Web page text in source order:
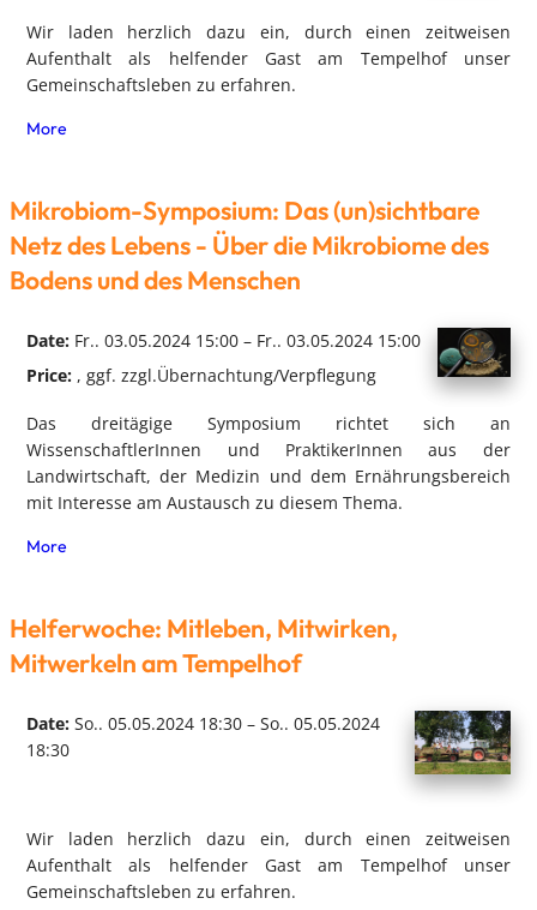
Wir laden herzlich dazu ein, durch einen zeitweisen
Aufenthalt als helfender Gast am Tempelhof unser
Gemeinschaftsleben zu erfahren.
More
Mikrobiom-Symposium: Das (un)sichtbare
Netz des Lebens - Über die Mikrobiome des
Bodens und des Menschen
Date: Fr.. 03.05.2024 15:00 – Fr.. 03.05.2024 15:00
Price: , ggf. zzgl.Übernachtung/Verpflegung
Das dreitägige Symposium richtet sich an
WissenschaftlerInnen und PraktikerInnen aus der
Landwirtschaft, der Medizin und dem Ernährungsbereich
mit Interesse am Austausch zu diesem Thema.
More
Helferwoche: Mitleben, Mitwirken,
Mitwerkeln am Tempelhof
Date:So.. 05.05.2024 18:30 – So.. 05.05.2024
18:30
Wir laden herzlich dazu ein, durch einen zeitweisen
Aufenthalt als helfender Gast am Tempelhof unser
Gemeinschaftsleben zu erfahren.